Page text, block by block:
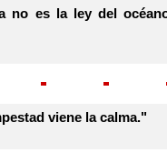
no es la ley del
viene la calma."